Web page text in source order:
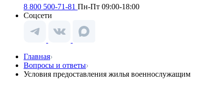
8 800 500-71-81 Пн-Пт 09:00-18:00
Соцсети
Главная
Вопросы и ответы
Условия предоставления жилья военнослужащим